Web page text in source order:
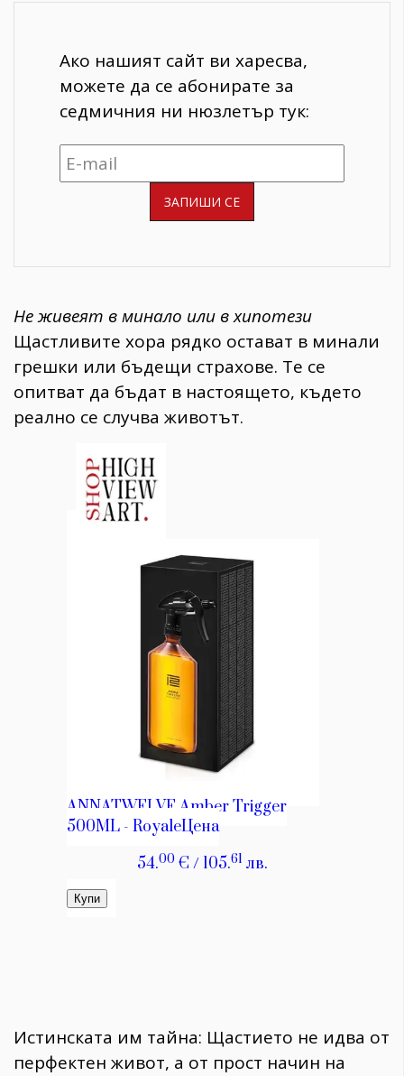
Ако нашият сайт ви харесва,
можете да се абонирате за
седмичния ни нюзлетър тук:
Не живеят в минало или в хипотези
Щастливите хора рядко остават в минали
грешки или бъдещи страхове. Те се
опитват да бъдат в настоящето, където
реално се случва животът.
Истинската им тайна: Щастието не идва от
перфектен живот, а от прост начин на